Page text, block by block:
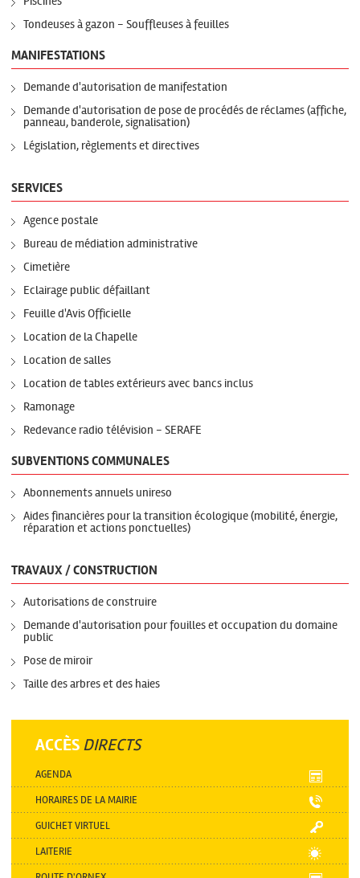
Tondeuses à gazon - Souffleuses à feuilles
MANIFESTATIONS
Demande d'autorisation de manifestation
Demande d'autorisation de pose de procédés de réclames (affiche,
panneau, banderole, signalisation)
Législation, règlements et directives
SERVICES
Agence postale
Bureau de médiation administrative
Cimetière
Eclairage public défaillant
Feuille d'Avis Officielle
Location de la Chapelle
Location de salles
Location de tables extérieurs avec bancs inclus
Ramonage
Redevance radio télévision - SERAFE
SUBVENTIONS COMMUNALES
Abonnements annuels unireso
Aides financières pour la transition écologique (mobilité, énergie,
réparation et actions ponctuelles)
TRAVAUX / CONSTRUCTION
Autorisations de construire
Demande d'autorisation pour fouilles et occupation du domaine
public
Pose de miroir
Taille des arbres et des haies
ACCÈS DIRECTS
AGENDA
HORAIRES DE LA MAIRIE
GUICHET VIRTUEL
LAITERIE